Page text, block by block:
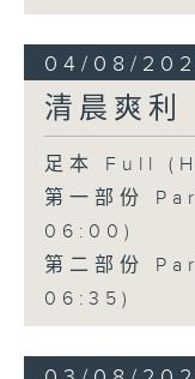
04/08/
清晨爽利
足本 Full
第一部份
06:00)
第二部份
06:35)